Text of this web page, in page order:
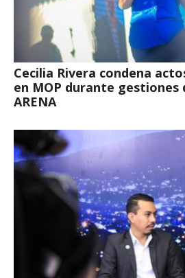
Cecilia Rivera condena
en MOP durante gestiones
ARENA